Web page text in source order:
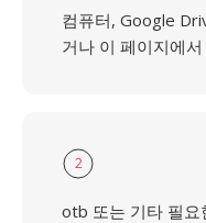
컴퓨터, Google
거나 이 페이지에
2
otb 또는 기타 필요